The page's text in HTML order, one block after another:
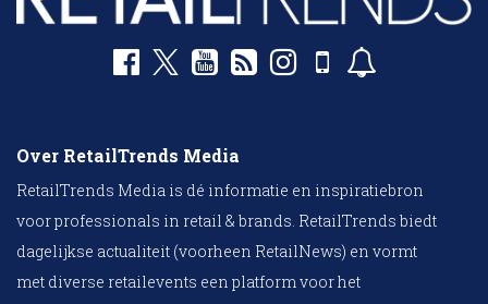
Over RetailTrends Media
RetailTrends Media is dé informatie en inspiratiebron
voor professionals in retail & brands. RetailTrends biedt
dagelijkse actualiteit (voorheen RetailNews) en vormt
met diverse retailevents een platform voor het